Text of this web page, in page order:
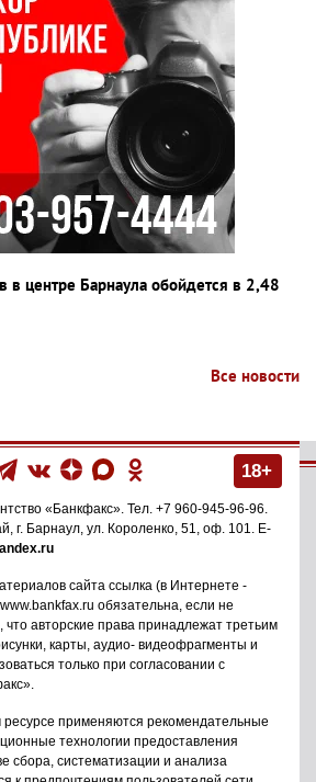
в центре Барнаула обойдется в 2,48
Все новости
18+
«Банкфакс» . Тел. +7 960-945-96-96
г. Барнаул ул. Короленко, 51, оф. 101
. E-
сайта ссылка (в Интернете -
обязательна, если не
что авторские права принадлежат третьим
карты, аудио- видеофрагменты и
только при согласовании с
применяются рекомендательные
технологии предоставления
сбора, систематизации и анализа